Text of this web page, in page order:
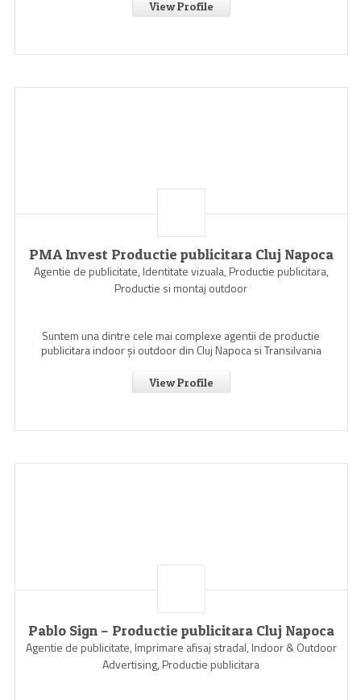
View Profile
PMA Invest Productie publicitara Cluj Napoca
Agentie de publicitate, Identitate vizuala, Productie publicitara,
Productie si montaj outdoor
Suntem una dintre cele mai complexe agentii de productie
publicitara indoor şi outdoor din Cluj Napoca si Transilvania
View Profile
Pablo Sign – Productie publicitara Cluj Napoca
Agentie de publicitate, Imprimare afisaj stradal, Indoor & Outdoor
Advertising, Productie publicitara